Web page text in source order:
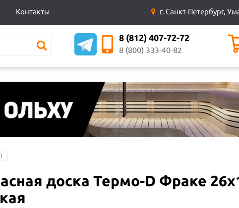
Контакты г. Санкт-Петербург,
8 (812) 407-72-72
8 (800) 333-40-82
доска Термо-D Фраке